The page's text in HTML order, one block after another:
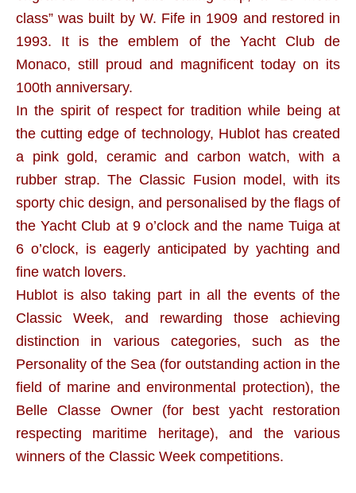
class” was built by W. Fife in 1909 and restored in
1993. It is the emblem of the Yacht Club de
Monaco, still proud and magnificent today on its
100th anniversary.
In the spirit of respect for tradition while being at
the cutting edge of technology, Hublot has created
a pink gold, ceramic and carbon watch, with a
rubber strap. The Classic Fusion model, with its
sporty chic design, and personalised by the flags of
the Yacht Club at 9 o’clock and the name Tuiga at
6 o’clock, is eagerly anticipated by yachting and
fine watch lovers.
Hublot is also taking part in all the events of the
Classic Week, and rewarding those achieving
distinction in various categories, such as the
Personality of the Sea (for outstanding action in the
field of marine and environmental protection), the
Belle Classe Owner (for best yacht restoration
respecting maritime heritage), and the various
winners of the Classic Week competitions.